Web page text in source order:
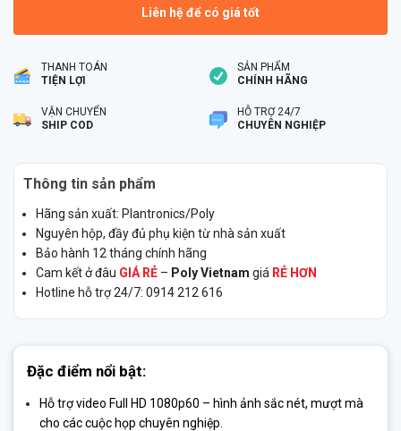
Liên hệ để có giá tốt
THANH TOÁN
TIỆN LỢI
SẢN PHẨM
CHÍNH HÃNG
VẬN CHUYỂN
SHIP COD
HỖ TRỢ 24/7
CHUYÊN NGHIỆP
Thông tin sản phẩm
Hãng sản xuất: Plantronics/Poly
Nguyên hộp, đầy đủ phụ kiện từ nhà sản xuất
Bảo hành 12 tháng chính hãng
Cam kết ở đâu GIÁ RẺ – Poly Vietnam giá RẺ HƠN
Hotline hỗ trợ 24/7: 0914 212 616
Đặc điểm nổi bật:
Hỗ trợ video Full HD 1080p60 – hình ảnh sắc nét, mượt mà
cho các cuộc họp chuyên nghiệp.